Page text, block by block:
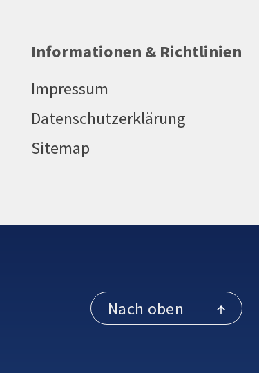
Informationen & Richtlinien
Impressum
Datenschutzerklärung
Sitemap
Nach oben